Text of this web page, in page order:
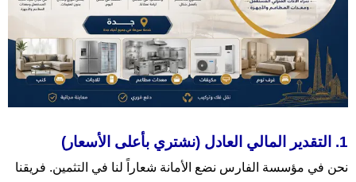
1. التقدير المالي العادل (نشتري بأعلى الأسعار)
نحن في مؤسسة الفارس نضع الأمانة شعاراً لنا في التثمين. فريقنا